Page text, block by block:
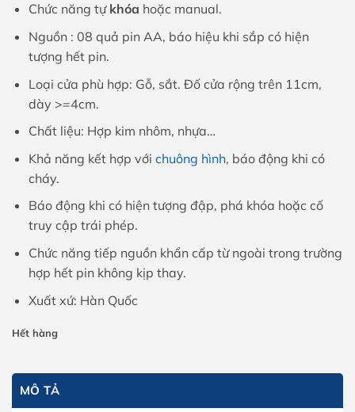
Chức năng tự khóa hoặc manual.
Nguồn : 08 quả pin AA, báo hiệu khi sắp có hiện
tượng hết pin.
Loại cửa phù hợp: Gỗ, sắt. Đố cửa rộng trên 11cm,
dày >=4cm.
Chất liệu: Hợp kim nhôm, nhựa…
Khả năng kết hợp với chuông hình, báo động khi có
cháy.
Báo động khi có hiện tượng đập, phá khóa hoặc cố
truy cập trái phép.
Chức năng tiếp nguồn khẩn cấp từ ngoài trong trường
hợp hết pin không kịp thay.
Xuất xứ: Hàn Quốc
Hết hàng
MÔ TẢ